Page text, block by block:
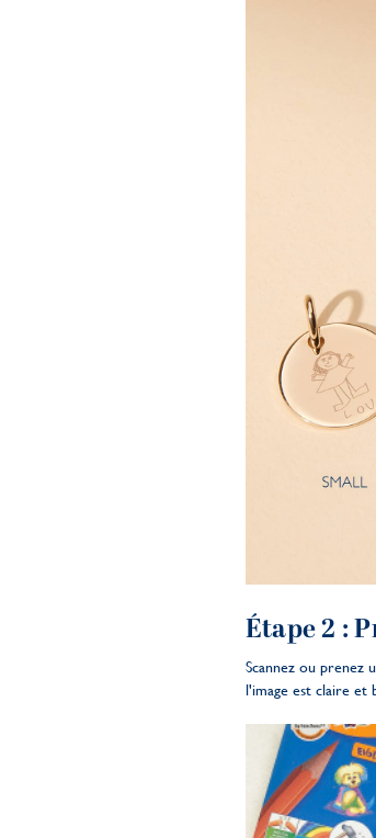
Étape 2 :
Scannez ou prenez
l'image est claire et